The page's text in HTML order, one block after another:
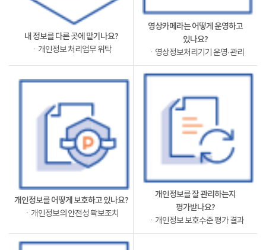
내 정보를 다른 곳에 맡기나요?
ㆍ개인정보 처리업무 위탁
영상카메라는 어떻게 운영하고
있나요?
ㆍ영상정보처리기기 운영·관리
개인정보를 어떻게 보호하고 있나요?
ㆍ개인정보의 안전성 확보조치
개인정보를 잘 관리하는지
평가받나요?
ㆍ개인정보 보호수준 평가 결과